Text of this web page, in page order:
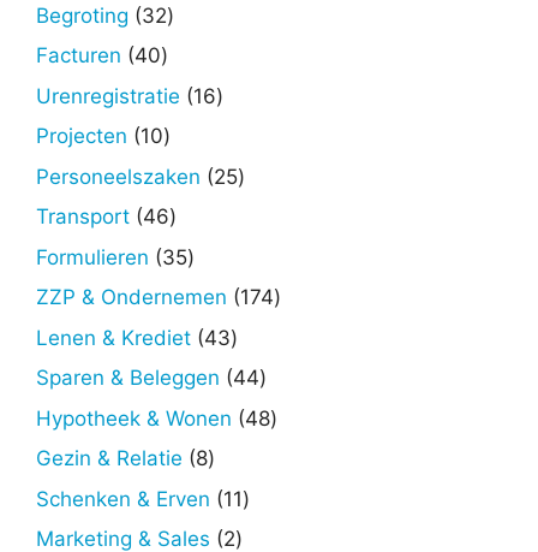
Begroting 3232
Facturen 4040
producten
Urenregistratie 1616
Projecten 1010
producten
Personeelszaken 2525
Transport 4646
producten
Formulieren 3535
producten
ZZP & Ondernemen 174174
Lenen & Krediet 4343
producten
Sparen & Beleggen 4444
producten
Hypotheek & Wonen 4848
Gezin & Relatie 88
producten
Schenken & Erven 1111
Marketing & Sales 22